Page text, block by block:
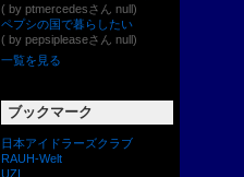
( by ptmercedesさん null)
ペプシの国で暮らしたい
( by pepsipleaseさん null)
一覧を見る
ブックマーク
日本アイドラーズクラブ
RAUH-Welt
UZI